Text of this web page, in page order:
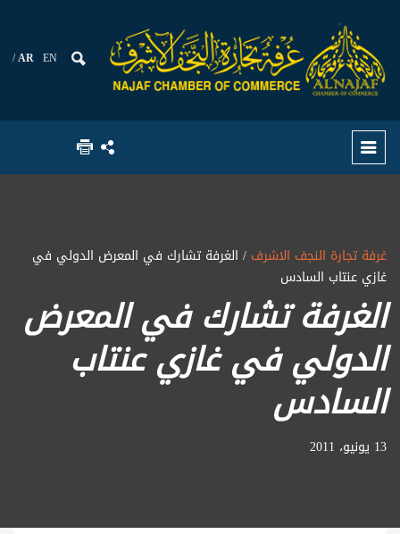
AR EN
غرفة تجارة النجف الاشرف / الغرفة تشارك في المعرض الدولي في
غازي عنتاب السادس
الغرفة تشارك في المعرض
الدولي في غازي عنتاب
السادس
13 يونيو، 2011